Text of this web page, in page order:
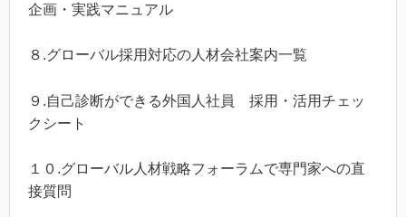
企画・実践マニュアル
８.グローバル採用対応の人材会社案内一覧
９.自己診断ができる外国人社員 採用・活用チェッ
クシート
１０.グローバル人材戦略フォーラムで専門家への直
接質問